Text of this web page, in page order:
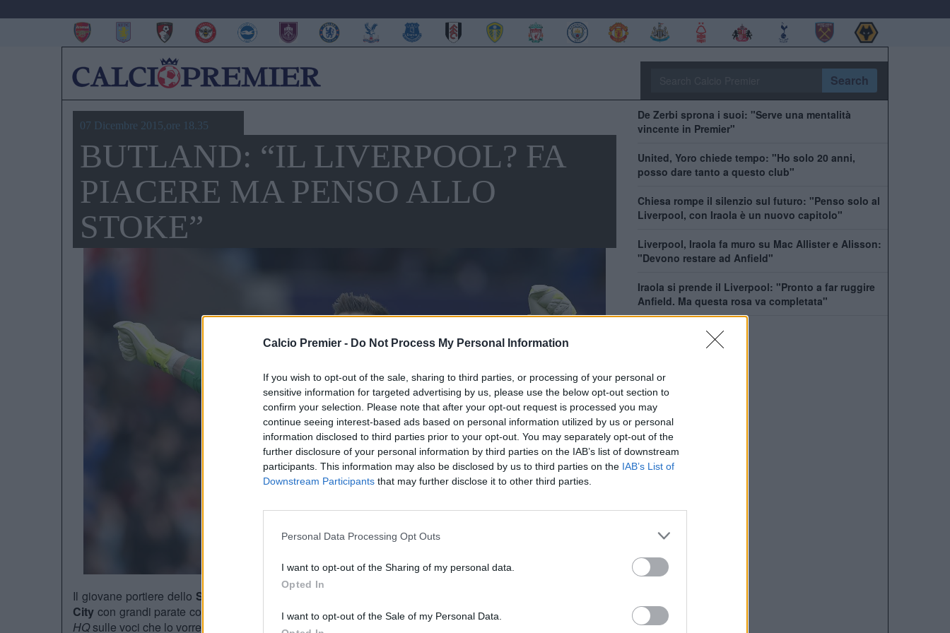
Calcio Premier - Do Not Process My Personal Information
If you wish to opt-out of the sale, sharing to third parties, or processing of your personal or
sensitive information for targeted advertising by us, please use the below opt-out section to
confirm your selection. Please note that after your opt-out request is processed you may
continue seeing interest-based ads based on personal information utilized by us or personal
information disclosed to third parties prior to your opt-out. You may separately opt-out of the
further disclosure of your personal information by third parties on the IAB’s list of downstream
participants. This information may also be disclosed by us to third parties on the IAB’s List of
Downstream Participants that may further disclose it to other third parties.
Personal Data Processing Opt Outs
I want to opt-out of the Sharing of my personal data.
Opted In
I want to opt-out of the Sale of my Personal Data.
Search
07 Dicembre 2015,ore 18.35
BUTLAND: “IL LIVERPOOL? FA
PIACERE MA PENSO ALLO
STOKE”
Il giovane portiere dello Stoke City Jack Butland
City con grandi parate come su De BruyneeKolarov, ha rilasciato alcune dichiarazioni a
HQsulle voci che lo vorrebbero al Liverpool di Klopp
De Zerbi sprona i suoi: "Serve una mentalità
vincente in Premier"
United, Yoro chiede tempo: "Ho solo 20 anni,
posso dare tanto a questo club"
Chiesa rompe il silenzio sul futuro: "Penso solo al
Liverpool, con Iraola è un nuovo capitolo"
Liverpool, Iraola fa muro su Mac Allister e Alisson:
"Devono restare ad Anfield"
Iraola si prende il Liverpool: "Pronto a far ruggire
Anfield. Ma questa rosa va completata"